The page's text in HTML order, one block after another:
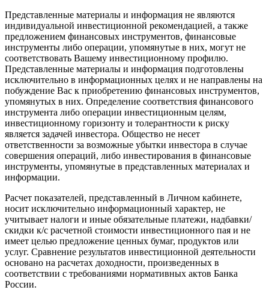
Представленные материалы и информация не являются
индивидуальной инвестиционной рекомендацией, а также
предложением финансовых инструментов, финансовые
инструменты либо операции, упомянутые в них, могут не
соответствовать Вашему инвестиционному профилю.
Представленные материалы и информация подготовлены
исключительно в информационных целях и не направлены на
побуждение Вас к приобретению финансовых инструментов,
упомянутых в них. Определение соответствия финансового
инструмента либо операции инвестиционным целям,
инвестиционному горизонту и толерантности к риску
является задачей инвестора. Общество не несет
ответственности за возможные убытки инвестора в случае
совершения операций, либо инвестирования в финансовые
инструменты, упомянутые в представленных материалах и
информации.
Расчет показателей, представленный в Личном кабинете,
носит исключительно информационный характер, не
учитывает налоги и иные обязательные платежи, надбавки/
скидки к/с расчетной стоимости инвестиционного пая и не
имеет целью предложение ценных бумаг, продуктов или
услуг. Сравнение результатов инвестиционной деятельности
основано на расчетах доходности, произведенных в
соответствии с требованиями нормативных актов Банка
России.